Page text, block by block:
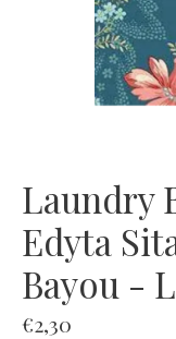
Laundry
Edyta
Bayou -
€2,30